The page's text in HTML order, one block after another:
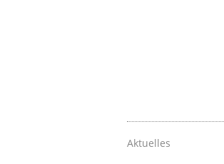
Aktuelles